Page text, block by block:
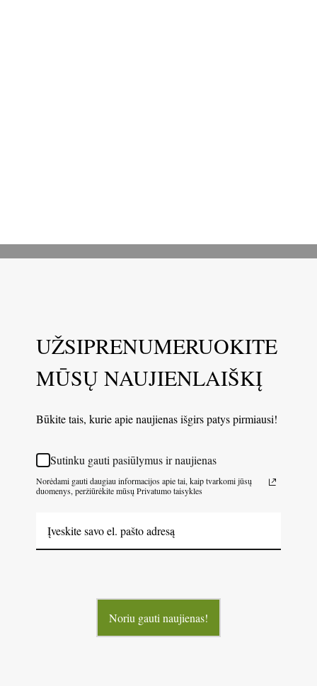
UŽSIPRENUMERUOKITE
MŪSŲ NAUJIENLAIŠKĮ
Būkite tais, kurie apie naujienas išgirs patys pirmiausi!
Sutinku gauti pasiūlymus ir naujienas
Norėdami gauti daugiau informacijos apie tai, kaip tvarkomi jūsų
duomenys, peržiūrėkite mūsų Privatumo taisykles
Noriu gauti naujienas!